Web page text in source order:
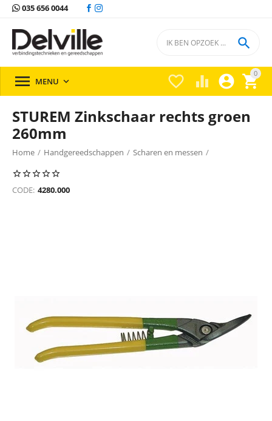
035 656 0044
0


 

 MENU 
STUREM Zinkschaar rechts groen
260mm
Home / Handgereedschappen / Scharen en messen /
CODE: 4280.000